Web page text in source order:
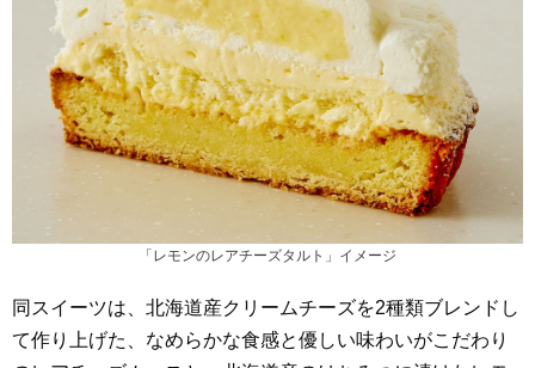
「レモンのレアチーズタルト」イメージ
同スイーツは、北海道産クリームチーズを2種類ブレンドし
て作り上げた、なめらかな食感と優しい味わいがこだわり